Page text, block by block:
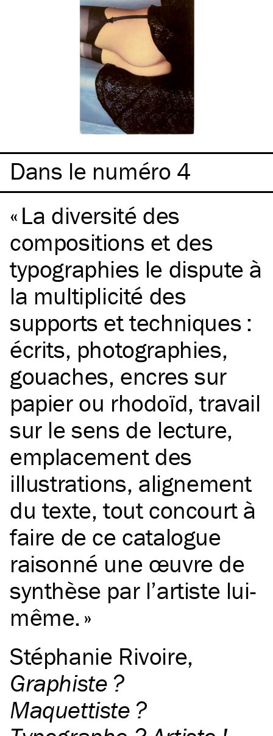
Dans le numéro 4
La diversité des
compositions et des
typographies le dispute à
la multiplicité des
supports et techniques :
écrits, photographies,
gouaches, encres sur
papier ou rhodoïd, travail
sur le sens de lecture,
emplacement des
illustrations, alignement
du texte, tout concourt à
faire de ce catalogue
raisonné une œuvre de
synthèse par l’artiste lui-
même.
Stéphanie Rivoire,
Graphiste ?
Maquettiste ?